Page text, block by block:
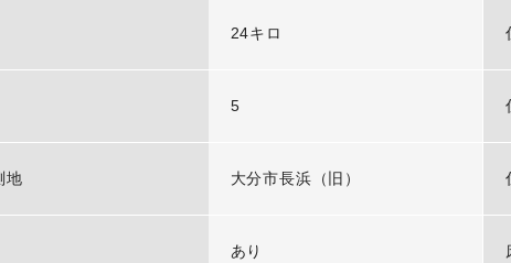
24キロ
5
地 大分市長浜（旧）
あり